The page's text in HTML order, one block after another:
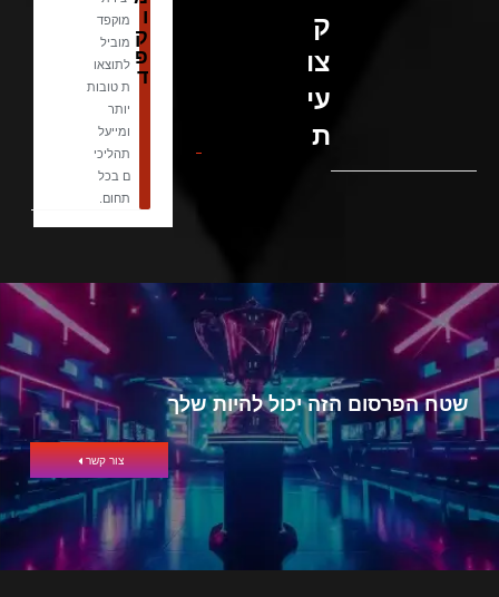
ק
צו
עי
ת
ו
ק
פ
ד
מוקפד
מוביל
לתוצאו
ת טובות
יותר
ומייעל
תהליכי
ם בכל
תחום.
שטח הפרסום הזה יכול להיות שלך
צור קשר